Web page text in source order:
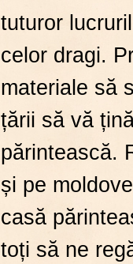
tuturor
celor dragi.
materiale să
țării să vă
părintească.
și pe
casă
toți să ne